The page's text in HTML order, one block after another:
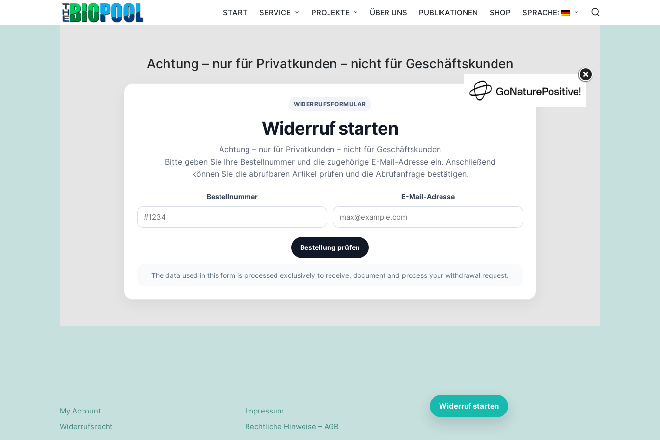
START SERVICE PROJEKTE ÜBER UNS PUBLIKATIONEN SHOP SPRACHE:
Achtung – nur für Privatkunden – nicht für Geschäftskunden
WIDERRUFSFORMULAR
Widerruf starten
Achtung – nur für Privatkunden – nicht für Geschäftskunden
Bitte geben Sie Ihre Bestellnummer und die zugehörige E-Mail-Adresse ein. Anschließend
können Sie die abrufbaren Artikel prüfen und die Abrufanfrage bestätigen.
Bestellnummer E-Mail-Adresse
Bestellung prüfen
The data used in this form is processed exclusively to receive, document and process your withdrawal request.
My Account
Widerrufsrecht
Impressum
Rechtliche Hinweise – AGB
Widerruf starten